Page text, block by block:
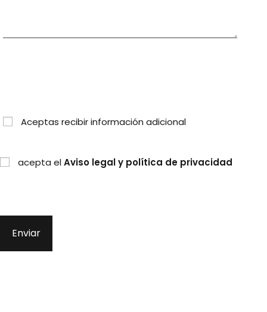
Aceptas recibir información adicional
acepta elAviso legal y política de privacidad